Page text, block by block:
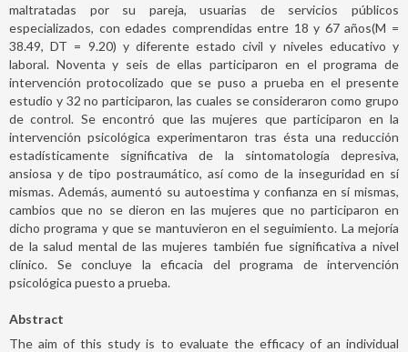
maltratadas por su pareja, usuarias de servicios públicos
especializados, con edades comprendidas entre 18 y 67 años(M =
38.49, DT = 9.20) y diferente estado civil y niveles educativo y
laboral. Noventa y seis de ellas participaron en el programa de
intervención protocolizado que se puso a prueba en el presente
estudio y 32 no participaron, las cuales se consideraron como grupo
de control. Se encontró que las mujeres que participaron en la
intervención psicológica experimentaron tras ésta una reducción
estadísticamente significativa de la sintomatología depresiva,
ansiosa y de tipo postraumático, así como de la inseguridad en sí
mismas. Además, aumentó su autoestima y confianza en sí mismas,
cambios que no se dieron en las mujeres que no participaron en
dicho programa y que se mantuvieron en el seguimiento. La mejoría
de la salud mental de las mujeres también fue significativa a nivel
clínico. Se concluye la eficacia del programa de intervención
psicológica puesto a prueba.
Abstract
The aim of this study is to evaluate the efficacy of an individual